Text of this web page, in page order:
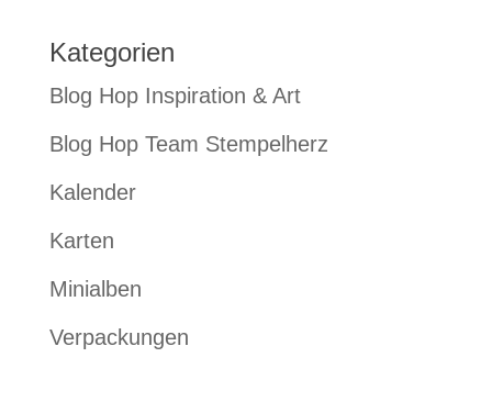
Kategorien
Blog Hop Inspiration & Art
Blog Hop Team Stempelherz
Kalender
Karten
Minialben
Verpackungen